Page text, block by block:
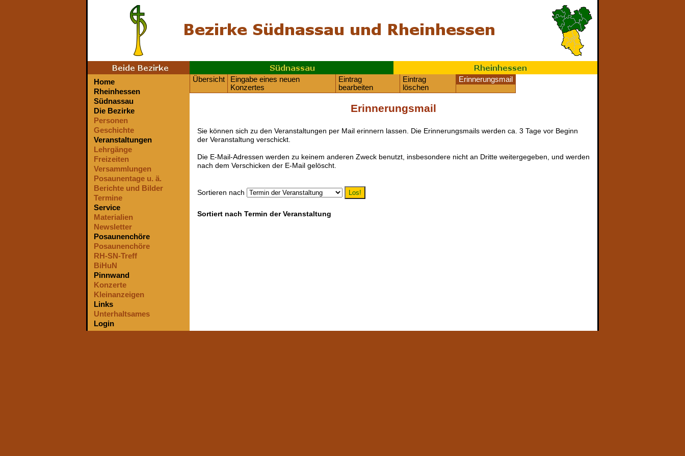
Home
Rheinhessen
Südnassau
Die Bezirke
Personen
Geschichte
Veranstaltungen
Lehrgänge
Freizeiten
Versammlungen
Posaunentage u. ä.
Berichte und Bilder
Termine
Service
Materialien
Newsletter
Posaunenchöre
Posaunenchöre
RH-SN-Treff
BiHuN
Pinnwand
Konzerte
Kleinanzeigen
Links
Unterhaltsames
Login
Übersicht
Eingabe eines neuen
Konzertes
Eintrag
bearbeiten
Eintrag
löschen
Erinnerungsmail
Erinnerungsmail
Sie können sich zu den Veranstaltungen per Mail erinnern lassen. Die Erinnerungsmails werden ca. 3 Tage vor Beginn
der Veranstaltung verschickt.
Die E-Mail-Adressen werden zu keinem anderen Zweck benutzt, insbesondere nicht an Dritte weitergegeben, und werden
nach dem Verschicken der E-Mail gelöscht.
Sortieren nach
Sortiert nach Termin der Veranstaltung